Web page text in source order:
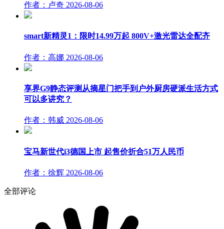
作者：卢奇 2026-08-06
smart新精灵1：限时14.99万起 800V+激光雷达全配齐
作者：高娜 2026-08-06
享界G9静态评测从摘星门把手到户外厨房硬派生活方式
可以多讲究？
作者：韩威 2026-08-06
宝马新世代i3德国上市 起售价折合51万人民币
作者：徐辉 2026-08-06
全部评论